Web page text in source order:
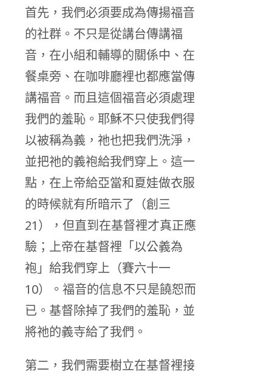
首先，我們必須要成為傳揚福音
的社群。不只是從講台傳講福
音，在小組和輔導的關係中、在
餐桌旁、在咖啡廳裡也都應當傳
講福音。而且這個福音必須處理
我們的羞恥。耶穌不只使我們得
以被稱為義，祂也把我們洗淨，
並把祂的義袍給我們穿上。這一
點，在上帝給亞當和夏娃做衣服
的時候就有所暗示了（創三
21），但直到在基督裡才真正應
驗；上帝在基督裡「以公義為
袍」給我們穿上（賽六十一
10）。福音的信息不只是饒恕而
已。基督除掉了我們的羞恥，並
將祂的義寺給了我們。
第二，我們需要樹立在基督裡接